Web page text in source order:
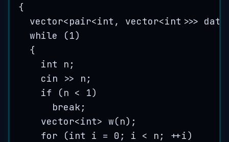
{
vector<pair<int , vector<int>>>
while (1)
{
int n;
cin
>> n;
if (n < 1)
break ;
vector<int> w(n);
for (int i = 0 ; i < n; ++i)